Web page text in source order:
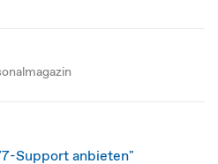
Support anbieten"